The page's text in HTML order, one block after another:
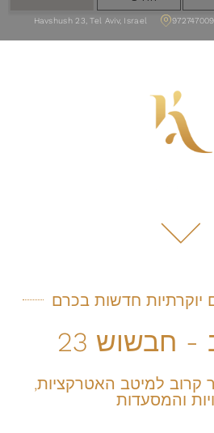
Havshush 23, Tel Aviv, Israel
חבשוש 23
קרוב למיטב האטרקציות,
והמסעדות